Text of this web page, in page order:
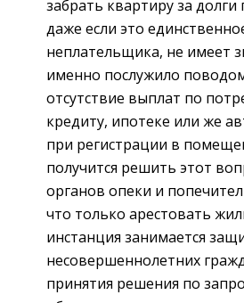
забрать квартиру за
даже если это
неплательщика, не имеет
именно послужило
отсутствие выплат по
кредиту, ипотеке или же
при регистрации в
получится решить этот
органов опеки и
что только арестовать
инстанция занимается
несовершеннолетних
принятия решения по